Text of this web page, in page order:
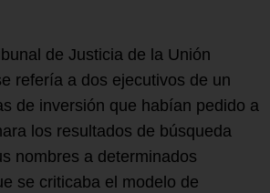
de Justicia de la Unión
refería a dos ejecutivos de un
de inversión que habían pedido a
los resultados de búsqueda
nombres a determinados
se criticaba el modelo de